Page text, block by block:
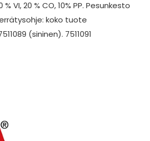
VI, 20 % CO, 10% PP. Pesunkesto
koko tuote
(sininen). 7511091